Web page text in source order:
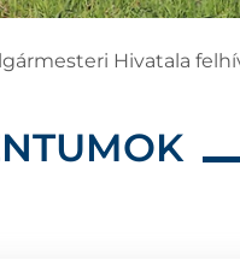
Hivatala